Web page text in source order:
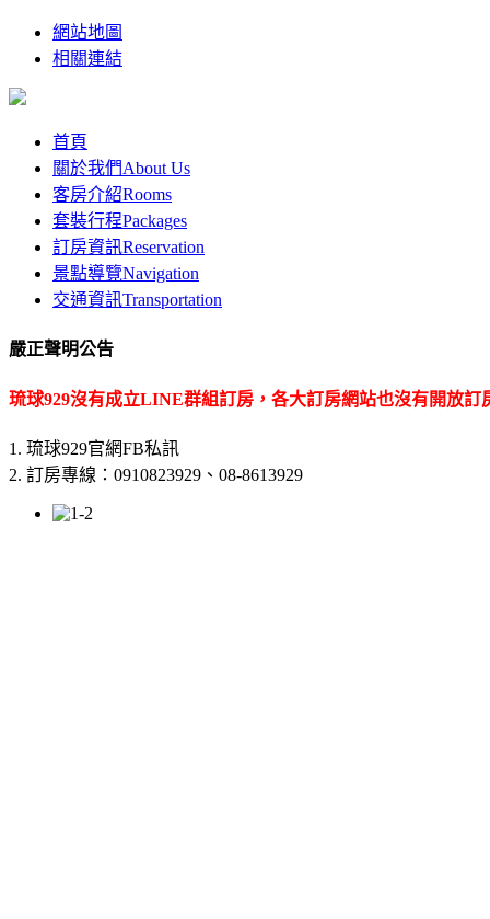
網站地圖
相關連結
首頁
關於我們About Us
客房介紹Rooms
套裝行程Packages
訂房資訊Reservation
景點導覽Navigation
交通資訊Transportation
嚴正聲明公告
琉球929沒有成立LINE群組訂房，各大訂房網站也沒有開放
1. 琉球929官網FB私訊
2. 訂房專線：0910823929、08-8613929